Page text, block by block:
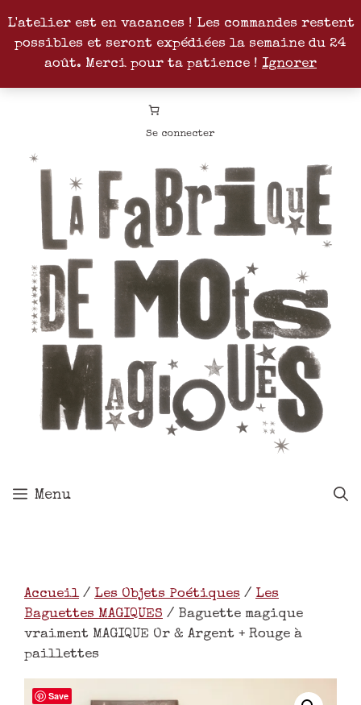
L'atelier est en vacances ! Les commandes restent
possibles et seront expédiées la semaine du 24
août. Merci pour ta patience ! Ignorer
InstagramPinterest Patreon
Se connecter
Menu
Accueil/ Les Objets Poétiques / Les
Baguettes MAGIQUES / Baguette magique
vraiment MAGIQUE Or & Argent + Rouge à
paillettes
Save